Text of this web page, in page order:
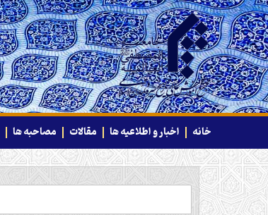
خانه اخبار و اطلاعیه ها مقالات مصاحبه ها